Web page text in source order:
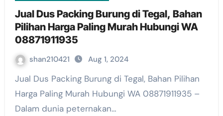
Jual Dus Packing Burung di Tegal, Bahan
Pilihan Harga Paling Murah Hubungi WA
08871911935
shan210421 Aug 1, 2024
Jual Dus Packing Burung di Tegal, Bahan Pilihan
Harga Paling Murah Hubungi WA 08871911935 –
Dalam dunia peternakan…